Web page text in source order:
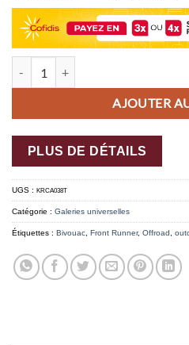
AJOUTER
PLUS DE DÉTAILS
UGS : KRCA038T
Catégorie : Galeries universelles
Étiquettes : Bivouac Front Runner, Offroad